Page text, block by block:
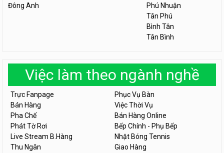
Đông Anh
Phú Nhuận
Tân Phú
Bình Tân
Tân Bình
Việc làm theo ngành nghề
Trực Fanpage
Phục Vụ Bàn
Bán Hàng
Việc Thời Vụ
Pha Chế
Bán Hàng Online
Phát Tờ Rơi
Bếp Chính - Phụ Bếp
Live Stream B.Hàng
Nhặt Bóng Tennis
Thu Ngân
Giao Hàng